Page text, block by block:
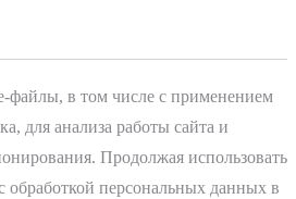
файлы, в том числе с применением
для анализа работы сайта и
Продолжая использовать
обработкой персональных данных в